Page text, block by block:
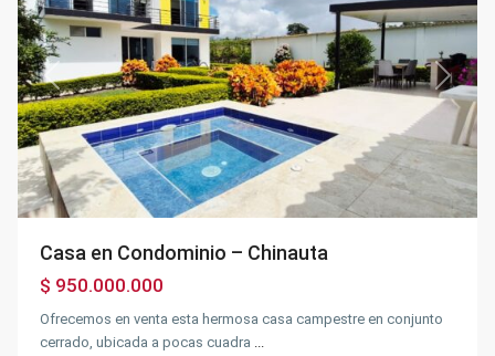
Previous Next
Casa en Condominio – Chinauta
$ 950.000.000
Ofrecemos en venta esta hermosa casa campestre en conjunto
cerrado, ubicada a pocas cuadra ...
Parte
Abajo
del
indio ,